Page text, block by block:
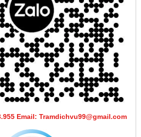
Email: Tramdichvu99@gmail.com